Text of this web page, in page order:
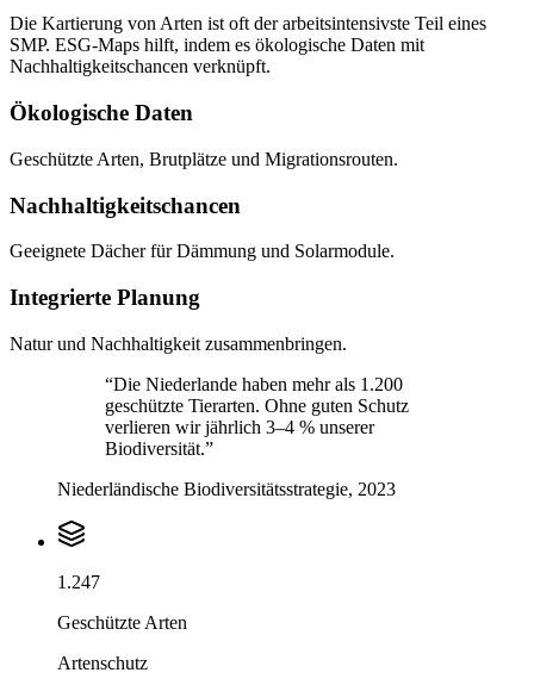
Die Kartierung von Arten ist oft der arbeitsintensivste Teil eines
SMP. ESG-Maps hilft, indem es ökologische Daten mit
Nachhaltigkeitschancen verknüpft.
Ökologische Daten
Geschützte Arten, Brutplätze und Migrationsrouten.
Nachhaltigkeitschancen
Geeignete Dächer für Dämmung und Solarmodule.
Integrierte Planung
Natur und Nachhaltigkeit zusammenbringen.
“Die Niederlande haben mehr als 1.200
geschützte Tierarten. Ohne guten Schutz
verlieren wir jährlich 3–4 % unserer
Biodiversität.”
Niederländische Biodiversitätsstrategie, 2023
1.247
Geschützte Arten
Artenschutz